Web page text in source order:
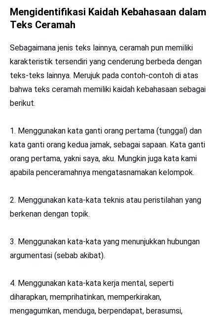
Mengidentifikasi Kaidah Kebahasaan dalam
Teks Ceramah
Sebagaimana jenis teks lainnya, ceramah pun memiliki
karakteristik tersendiri yang cenderung berbeda dengan
teks-teks lainnya. Merujuk pada contoh-contoh di atas
bahwa teks ceramah memiliki kaidah kebahasaan sebagai
berikut.
1. Menggunakan kata ganti orang pertama (tunggal) dan
kata ganti orang kedua jamak, sebagai sapaan. Kata ganti
orang pertama, yakni saya, aku. Mungkin juga kata kami
apabila penceramahnya mengatasnamakan kelompok.
2. Menggunakan kata-kata teknis atau peristilahan yang
berkenan dengan topik.
3. Menggunakan kata-kata yang menunjukkan hubungan
argumentasi (sebab akibat).
4. Menggunakan kata-kata kerja mental, seperti
diharapkan, memprihatinkan, memperkirakan,
mengagumkan, menduga, berpendapat, berasumsi,